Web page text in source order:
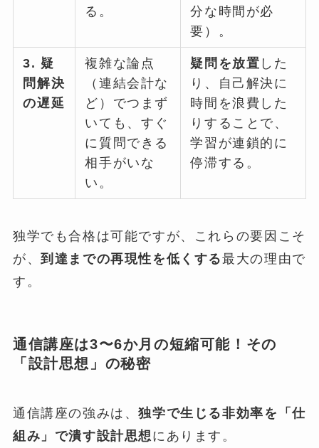
る。
分な時間が必
要）。
3. 疑
問解決
の遅延
複雑な論点
（連結会計な
ど）でつまず
いても、すぐ
に質問できる
相手がいな
い。
疑問を放置 した
り、自己解決に
時間を浪費した
りすることで、
学習が連鎖的に
停滞する。
独学でも合格は可能ですが、これらの要因こそ
が、到達までの再現性を低くする最大の理由で
す。
通信講座は3〜6か月の短縮可能！その
「設計思想」の秘密
通信講座の強みは、独学で生じる非効率を「仕
組み」で潰す設計思想 にあります。